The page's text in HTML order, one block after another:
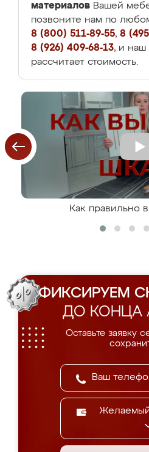
материалов Вашей
позвоните нам по
8 (800) 511-89-55, 8
8 (926) 409-68-13, и
рассчитает стоимость.
Как правильно
ФИКСИРУЕМ
ДО КОНЦА
Оставьте заявку